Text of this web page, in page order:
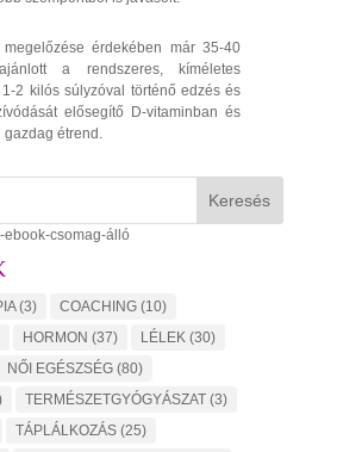
megelőzése érdekében már 35-40
a rendszeres, kíméletes
2 kilós súlyzóval történő edzés és
elősegítő D-vitaminban és
gazdag étrend.
Keresés
(3) COACHING(10)
HORMON (37) LÉLEK(30)
NŐI EGÉSZSÉG(80)
TERMÉSZETGYÓGYÁSZAT(3)
TÁPLÁLKOZÁS(25)